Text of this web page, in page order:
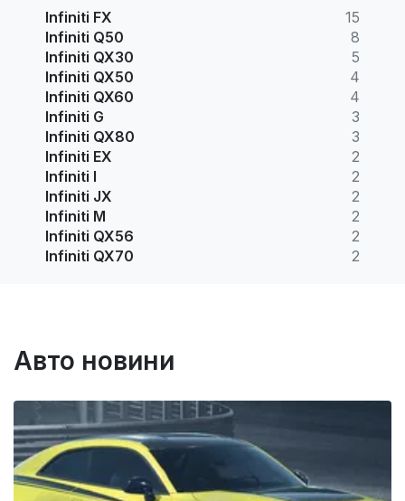
Infiniti FX
15
Infiniti Q50
8
Infiniti QX30
5
Infiniti QX50
4
Infiniti QX60
4
Infiniti G
3
Infiniti QX80
3
Infiniti EX
2
Infiniti I
2
Infiniti JX
2
Infiniti M
2
Infiniti QX56
2
Infiniti QX70
2
Авто новини